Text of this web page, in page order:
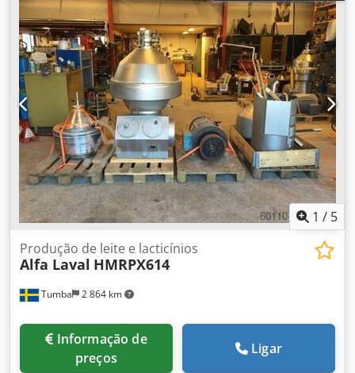
1 / 5
Tumba 2 864 km
Produção de leite e lacticínios
Alfa Laval HMRPX614
preços
Ligar